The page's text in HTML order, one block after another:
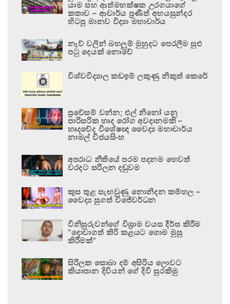
යාම සහ ආත්මභක්ෂක උරගයාගේ
කතාව – ආචාර්ය ප්‍රණීත් අභයසුන්දර
හිටපු මානව විද්‍යා මහාචාර්ය
නැව් වලින් බහලුම් මුහුදට පෙරලීම සුළු
පටු දෙයක් නොවේ
විශ්වවිද්‍යාල කඩඉම් ලකුණු නිකුත් කෙරේ
ප්‍රවේසම් වන්න; එල් නිනෝ යනු
පාරිසරික හෘද රෝග අවදානමකි –
හෘදවේද විශේෂඥ වෛද්‍ය මහාචාර්ය
නාමල් විජයසිංහ
අපරාධ නීතියේ පරම පදනම හෙවත්
වරදට සරිලන දඬුවම
කුස තුළ සැඟවුණු නොනිදන කම්හල –
වෛද්‍ය සුගත් විජේවර්ධන
විනිසුරුවන්ගේ විශ්‍රාම වයස දීර්ඝ කිරීම
“දොවාගත් කිරි කළයට ගොම මුසු
කිරීමක්”
සිරිලක සොබා දම් අසිරිය ලොවට
කියාපාන දිවියන් ගේ දිවි සුරකිමු